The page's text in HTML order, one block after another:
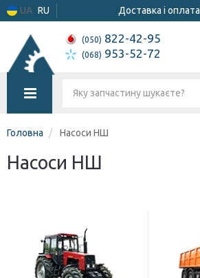
UA RU Доставка і оплата
(050) 822-42-95
(068) 953-52-72
Головна Насоси НШ
Насоси НШ